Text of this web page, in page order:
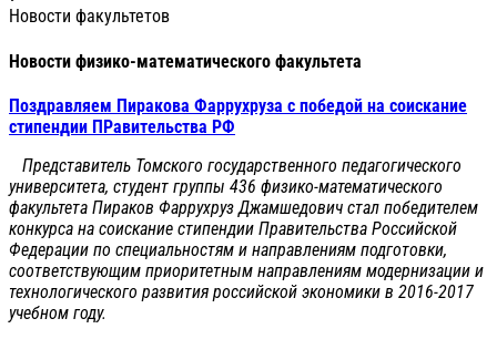
Новости факультетов
Новости физико-математического факультета
Поздравляем Пиракова Фаррухруза с победой на соискание
стипендии ПРавительства РФ
Представитель Томского государственного педагогического
университета, студент группы 436 физико-математического
факультета Пираков Фаррухруз Джамшедович стал победителем
конкурса на соискание стипендии Правительства Российской
Федерации по специальностям и направлениям подготовки,
соответствующим приоритетным направлениям модернизации и
технологического развития российской экономики в 2016-2017
учебном году.